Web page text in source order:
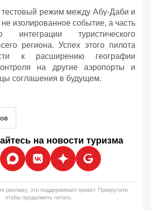
режим между Абу-Даби и
изолированное событие, а часть
интеграции туристического
региона. Успех этого пилота
к расширению географии
на другие аэропорты и
соглашения в будущем.
на новости туризма
рекламу, это поддерживает проект. Прокрутите,
чтобы продолжить читать